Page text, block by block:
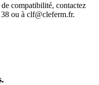
compatibilité, contactez
ou à clf@cleferm.fr.